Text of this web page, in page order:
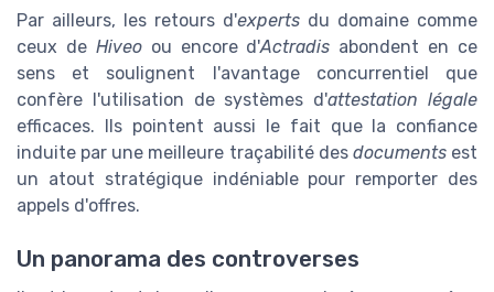
Par ailleurs, les retours d'experts du domaine comme
ceux de Hiveoou encore d'Actradis abondent en ce
sens et soulignent l'avantage concurrentiel que
confère l'utilisation de systèmes d'attestation légale
efficaces. Ils pointent aussi le fait que la confiance
induite par une meilleure traçabilité des documentsest
un atout stratégique indéniable pour remporter des
appels d'offres.
Un panorama des controverses